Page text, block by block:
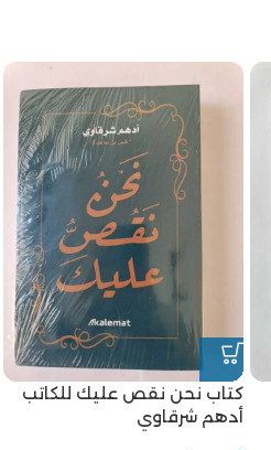
كتاب نحن نقص عليك للكاتب
أدهم شرقاوي